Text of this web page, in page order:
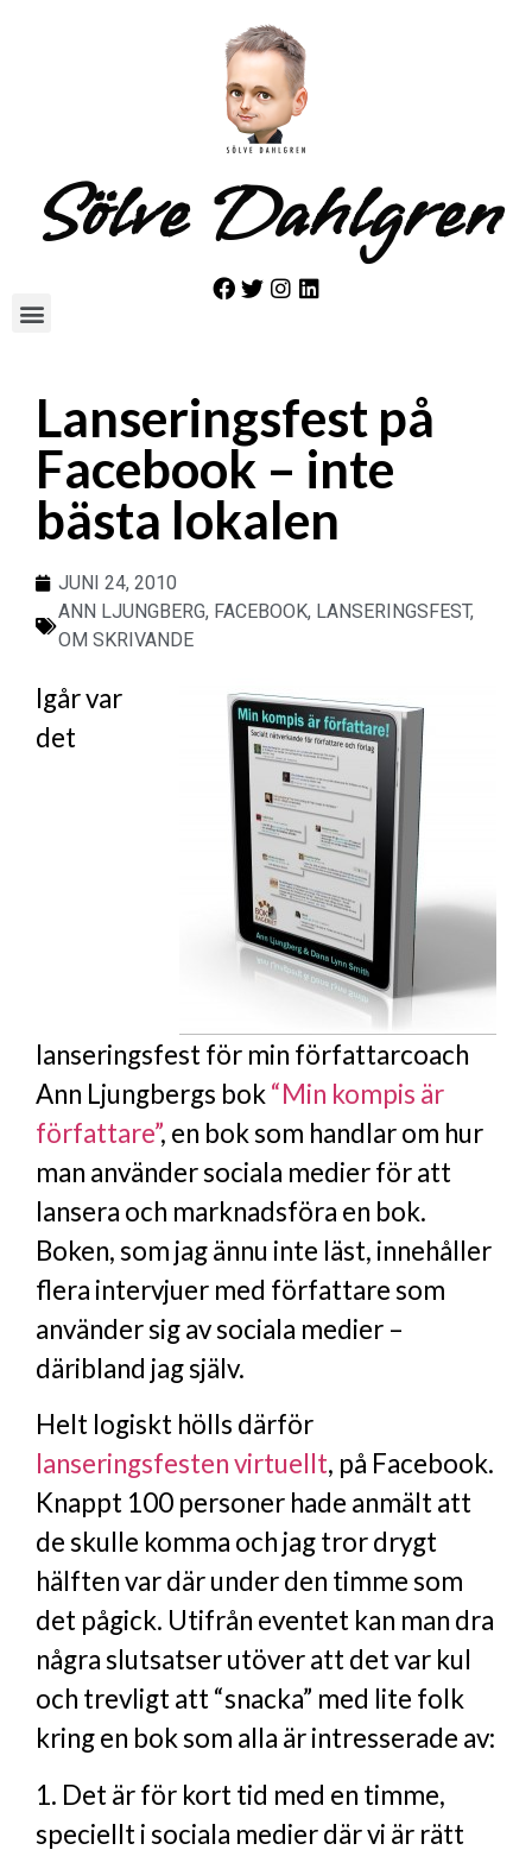
Sölve Dahlgren
Lanseringsfest på
Facebook – inte
bästa lokalen
JUNI 24, 2010
ANN LJUNGBERG, FACEBOOK, LANSERINGSFEST,
OM SKRIVANDE
Igår var
det
lanseringsfest för min författarcoach
Ann Ljungbergs bok“Min kompis är
författare”, en bok som handlar om hur
man använder sociala medier för att
lansera och marknadsföra en bok.
Boken, som jag ännu inte läst, innehåller
flera intervjuer med författare som
använder sig av sociala medier –
däribland jag själv.
Helt logiskt hölls därför
lanseringsfesten virtuellt, på Facebook.
Knappt 100 personer hade anmält att
de skulle komma och jag tror drygt
hälften var där under den timme som
det pågick. Utifrån eventet kan man dra
några slutsatser utöver att det var kul
och trevligt att “snacka” med lite folk
kring en bok som alla är intresserade av:
1. Det är för kort tid med en timme,
speciellt i sociala medier där vi är rätt